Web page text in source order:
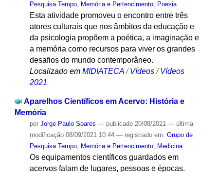
Pesquisa Tempo, Memória e Pertencimento, Poesia
Esta atividade promoveu o encontro entre três
atores culturais que nos âmbitos da educação e
da psicologia propõem a poética, a imaginação e
a memória como recursos para viver os grandes
desafios do mundo contemporâneo.
Localizado em MIDIATECA /Vídeos /Vídeos
2021
Aparelhos Científicos em Acervo: História e
Memória
por Jorge Paulo Soares — publicado20/08/2021 — última
modificação08/09/2021 10:44 — registrado em: Grupo de
Pesquisa Tempo, Memória e Pertencimento, Medicina
Os equipamentos científicos guardados em
acervos falam de lugares, pessoas e épocas.